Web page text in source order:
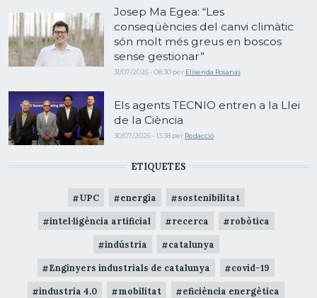
Josep Ma Egea: “Les
conseqüències del canvi climàtic
són molt més greus en boscos
sense gestionar”
31/07/2026 - 08:30 per Elisenda Rosanas
Els agents TECNIO entren a la Llei
de la Ciència
30/07/2026 - 13:38 per Redacció
ETIQUETES
UPC energia sostenibilitat
intel·ligència artificial recerca robòtica
indústria catalunya
Enginyers industrials de catalunya covid-19
industria 4.0 mobilitat eficiència energètica